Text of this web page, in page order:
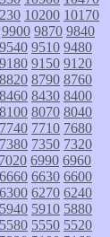
10200 10170
9900 9870 9840
9540 9510 9480
9180 9150 9120
8820 8790 8760
8460 8430 8400
8100 8070 8040
7740 7710 7680
7380 7350 7320
7020 6990 6960
6660 6630 6600
6300 6270 6240
5940 5910 5880
5580 5550 5520